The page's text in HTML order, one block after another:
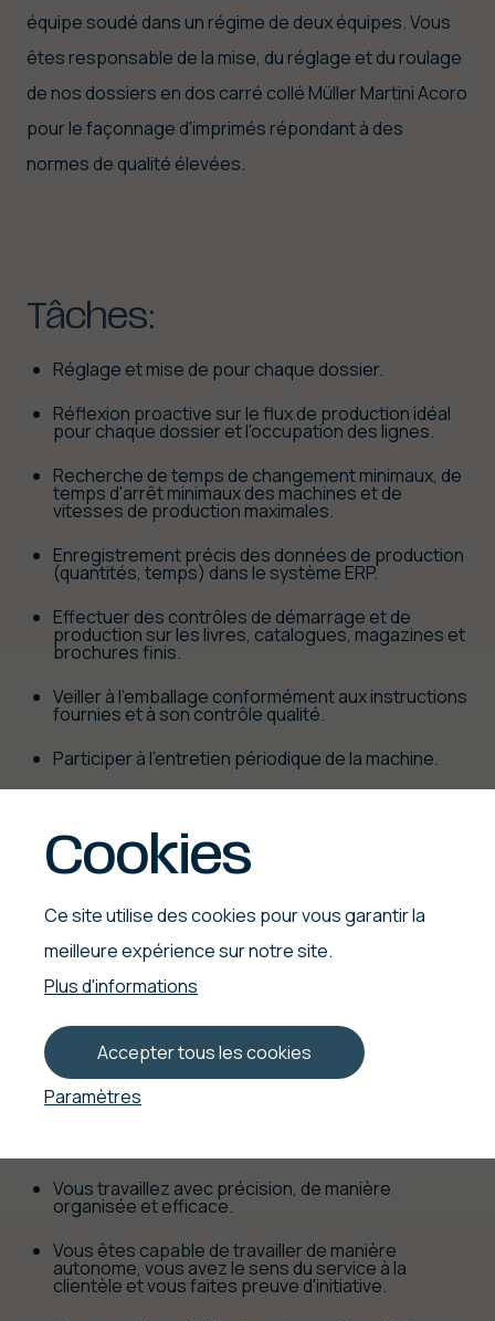
équipe soudé dans un régime de deux équipes. Vous
êtes responsable de la mise, du réglage et du roulage
de nos dossiers en dos carré collé Müller Martini Acoro
pour le façonnage d'imprimés répondant à des
normes de qualité élevées.
Tâches:
Réglage et mise de pour chaque dossier.
Réflexion proactive sur le flux de production idéal
pour chaque dossier et l'occupation des lignes.
Recherche de temps de changement minimaux, de
temps d'arrêt minimaux des machines et de
vitesses de production maximales.
Enregistrement précis des données de production
(quantités, temps) dans le système ERP.
Effectuer des contrôles de démarrage et de
production sur les livres, catalogues, magazines et
brochures finis.
Veiller à l'emballage conformément aux instructions
fournies et à son contrôle qualité.
Participer à l'entretien périodique de la machine.
Qu'attendons-nous
?
Vous êtes flexible et prêt à être affecté à notre
Vous travaillez avec précision, de manière
organisée et efficace.
Vous êtes capable de travailler de manière
autonome, vous avez le sens du service à la
clientèle et vous faites preuve d'initiative.
Cookies
Ce site utilise des cookies pour vous garantir la
meilleure expérience sur notre site.
Plus d'informations
Accepter tous les cookies
Paramètres